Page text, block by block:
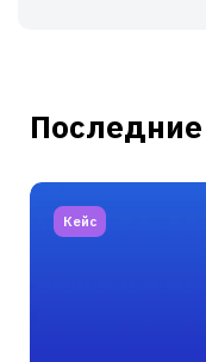
Последние
Кейс